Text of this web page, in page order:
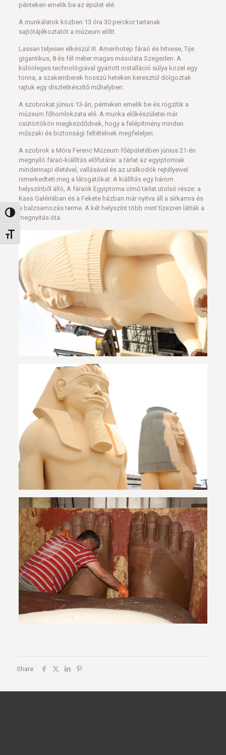
Nagy kontraszt váltása
Betűméret váltása
pénteken emelik be az épület elé.
A munkálatok közben 13 óra 30 perckor tartanak
sajtótájékoztatót a múzeum előtt.
Lassan teljesen elkészül III. Amenhotep fáraó és hitvese, Tije
gigantikus, 8 és fél méter magas másolata Szegeden. A
különleges technológiával gyártott installáció súlya közel egy
tonna, a szakemberek hosszú heteken keresztül dolgoztak
rajtuk egy díszletkészítő műhelyben.
A szobrokat június 13-án, pénteken emelik be és rögzítik a
múzeum főhomlokzata elé. A munka előkészületei már
csütörtökön megkezdődnek, hogy a felépítmény minden
műszaki és biztonsági feltételnek megfeleljen.
A szobrok a Móra Ferenc Múzeum főépületében június 21-én
megnyíló fáraó-kiállítás előfutárai: a tárlat az egyiptomiak
mindennapi életével, vallásával és az uralkodók rejtélyeivel
ismerkedteti meg a látogatókat. A kiállítás egy három
helyszínből álló, A fáraók Egyiptoma című tárlat utolsó része: a
Kass Galériában és a Fekete házban már nyitva áll a sírkamra és
a balzsamozás terme. A két helyszínt több mint tízezren látták a
megnyitás óta.
Share